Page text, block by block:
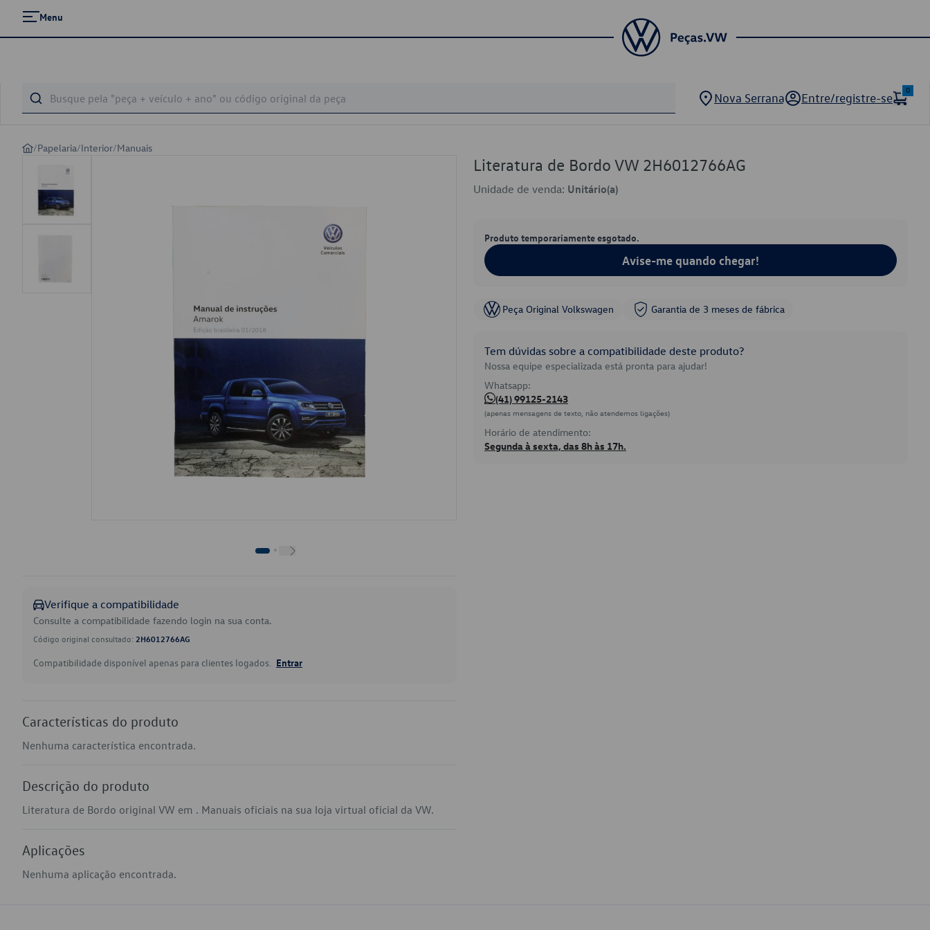
Menu
Nova Serrana Entre/registre-se
0
/Papelaria/Interior/Manuais
Verifique a compatibilidade
Consulte a compatibilidade fazendo login na sua conta.
Código original consultado: 2H6012766AG
Compatibilidade disponível apenas para clientes logados. Entrar
Características do produto
Nenhuma característica encontrada.
Descrição do produto
Literatura de Bordo original VW em . Manuais oficiais na sua loja virtual oficial da VW.
Aplicações
Nenhuma aplicação encontrada.
Literatura de Bordo VW 2H6012766AG
Unidade de venda: Unitário(a)
Produto temporariamente esgotado.
Avise-me quando chegar!
Peça Original Volkswagen Garantia de 3 meses de fábrica
Tem dúvidas sobre a compatibilidade deste produto?
Nossa equipe especializada está pronta para ajudar!
Whatsapp:
(41) 99125-2143
(apenas mensagens de texto, não atendemos ligações)
Horário de atendimento:
Segunda à sexta, das 8h às 17h.